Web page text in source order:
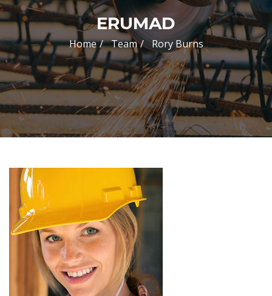
ERUMAD
Home Team Rory Burns